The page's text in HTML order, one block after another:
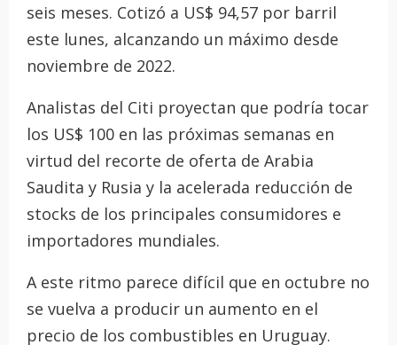
seis meses. Cotizó a US$ 94,57 por barril
este lunes, alcanzando un máximo desde
noviembre de 2022.
Analistas del Citi proyectan que podría tocar
los US$ 100 en las próximas semanas en
virtud del recorte de oferta de Arabia
Saudita y Rusia y la acelerada reducción de
stocks de los principales consumidores e
importadores mundiales.
A este ritmo parece difícil que en octubre no
se vuelva a producir un aumento en el
precio de los combustibles en Uruguay.